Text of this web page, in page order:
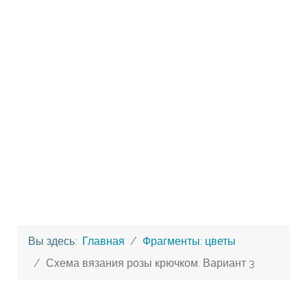
Вы здесь: Главная
Фрагменты: цветы
Схема вязания розы крючком. Вариант 3